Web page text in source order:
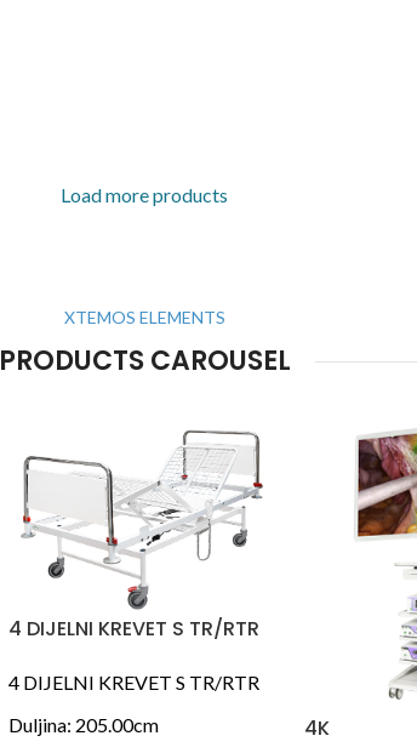
Load more products
XTEMOS ELEMENTS
PRODUCTS CAROUSEL
4 DIJELNI KREVET S TR/RTR
4 DIJELNI KREVET S TR/RTR
Duljina: 205.00cm
4K